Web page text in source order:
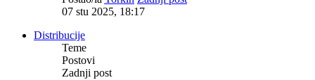
07 stu 2025, 18:17
Distribucije
Teme
Postovi
Zadnji post